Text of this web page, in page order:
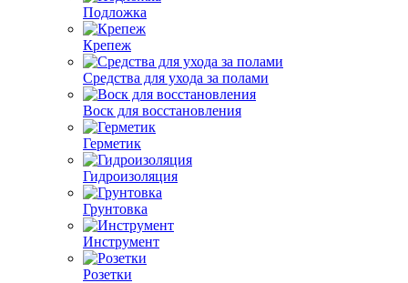
Подложка
Крепеж
Средства для ухода за полами
Воск для восстановления
Герметик
Гидроизоляция
Грунтовка
Инструмент
Розетки